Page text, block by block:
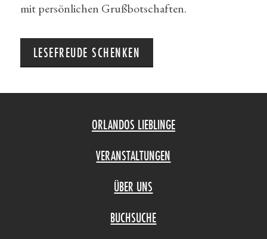
mit persönlichen Grußbotschaften.
LESEFREUDE SCHENKEN
ORLANDOS LIEBLINGE
VERANSTALTUNGEN
ÜBER UNS
BUCHSUCHE